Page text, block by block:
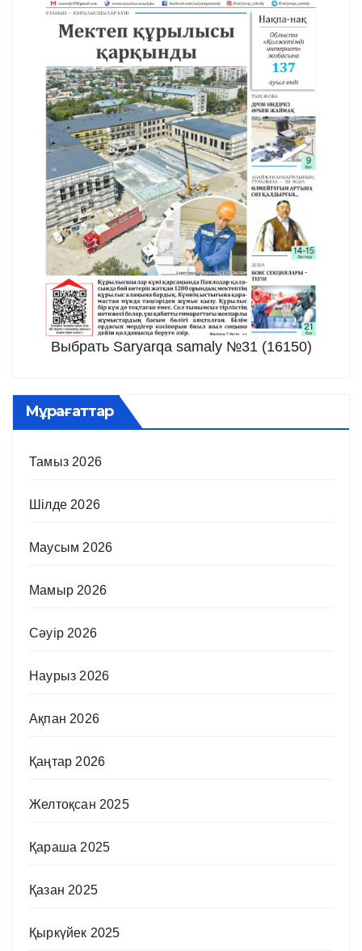
Выбрать Saryarqa samaly №31 (16150)
Мұрағаттар
Тамыз 2026
Шілде 2026
Маусым 2026
Мамыр 2026
Сәуір 2026
Наурыз 2026
Ақпан 2026
Қаңтар 2026
Желтоқсан 2025
Қараша 2025
Қазан 2025
Қыркүйек 2025